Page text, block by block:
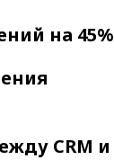
на 45%
CRM и